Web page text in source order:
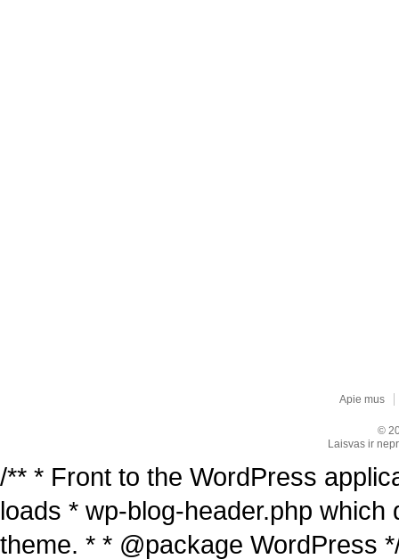
Apie mus
©
Laisvas ir
/** * Front to the WordPress
loads * wp-blog-header.php
theme. * * @package WordPress